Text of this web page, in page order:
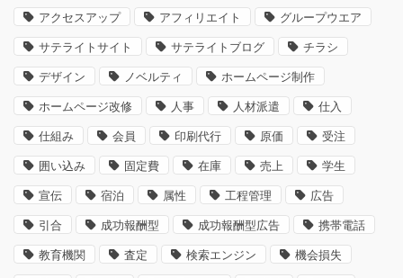
アクセスアップ アフィリエイト グループウエア
サテライトサイト サテライトブログ チラシ
デザイン ノベルティ ホームページ制作
ホームページ改修 人事 人材派遣 仕入
仕組み 会員 印刷代行 原価 受注
囲い込み 固定費 在庫 売上 学生
宣伝 宿泊 属性 工程管理 広告
引合 成功報酬型 成功報酬型広告 携帯電話
教育機関 査定 検索エンジン 機会損失